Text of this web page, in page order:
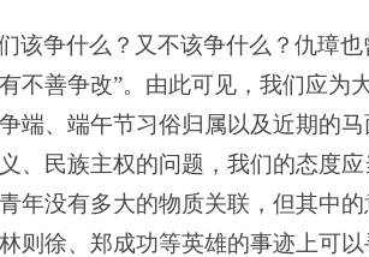
该争什么？又不该争什么？仇璋
不善争改”。由此可见，我们应为
端、端午节习俗归属以及近期的
、民族主权的问题，我们的态度
年没有多大的物质关联，但其中
则徐、郑成功等英雄的事迹上可